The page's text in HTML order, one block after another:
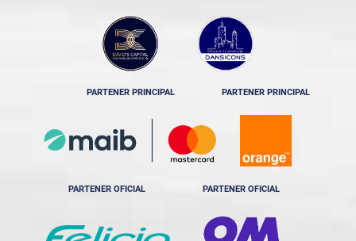
PARTENER PRINCIPAL PARTENER PRINCIPAL
PARTENER OFICIAL PARTENER OFICIAL